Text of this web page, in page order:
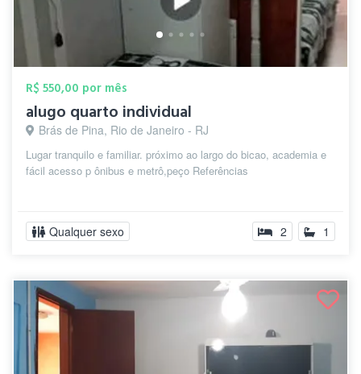
R$ 550,00 por mês
alugo quarto individual
Brás de Pina, Rio de Janeiro - RJ
Lugar tranquilo e familiar. próximo ao largo do bicao, academia e
fácil acesso p ônibus e metrô,peço Referências
Qualquer sexo 2 1